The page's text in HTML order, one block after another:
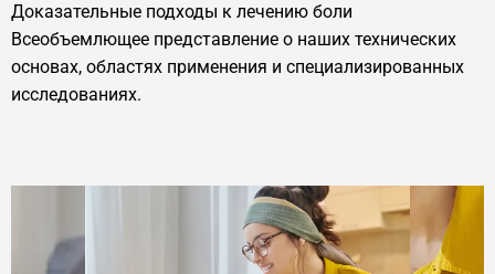
Доказательные подходы к лечению боли
Всеобъемлющее представление о наших технических
основах, областях применения и специализированных
исследованиях.